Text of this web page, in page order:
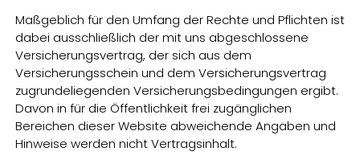
Maßgeblich für den Umfang der Rechte und Pflichten ist
dabei ausschließlich der mit uns abgeschlossene
Versicherungsvertrag, der sich aus dem
Versicherungsschein und dem Versicherungsvertrag
zugrundeliegenden Versicherungsbedingungen ergibt.
Davon in für die Öffentlichkeit frei zugänglichen
Bereichen dieser Website abweichende Angaben und
Hinweise werden nicht Vertragsinhalt.